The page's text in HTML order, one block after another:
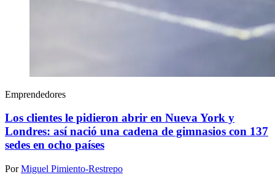
Emprendedores
Los clientes le pidieron abrir en Nueva York y
Londres: así nació una cadena de gimnasios con 137
sedes en ocho países
PorMiguel Pimiento-Restrepo